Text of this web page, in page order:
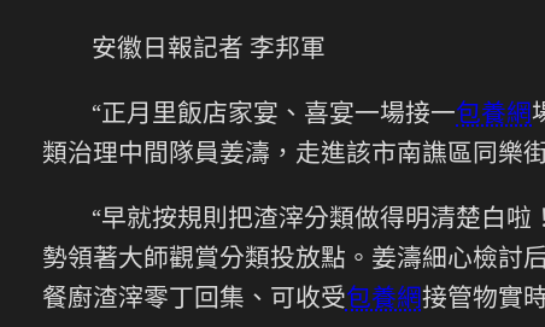
安徽日報記者 李邦軍
“正月里飯店家宴、喜宴一場接一包養網
類治理中間隊員姜濤，走進該市南譙區同樂
“早就按規則把渣滓分類做得明清楚白啦
勢領著大師觀賞分類投放點。姜濤細心檢討
餐廚渣滓零丁回集、可收受包養網接管物實